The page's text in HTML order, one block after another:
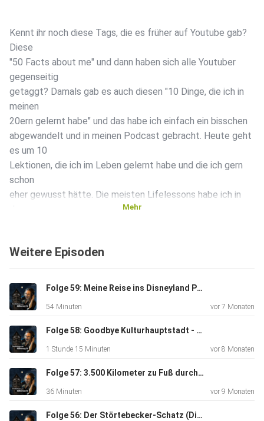
Kennt ihr noch diese Tags, die es früher auf Youtube gab?
Diese
"50 Facts about me" und dann haben sich alle Youtuber
gegenseitig
getaggt? Damals gab es auch diesen "10 Dinge, die ich in
meinen
20ern gelernt habe" und das habe ich einfach ein bisschen
abgewandelt und in meinen Podcast gebracht. Heute geht
es um 10
Lektionen, die ich im Leben gelernt habe und die ich gern
schon
eher gewusst hätte. Die meisten Lifelessons habe ich in
Instagram: @anikas_magic_words und Tik Tok
Mehr
Weitere Episoden
Folge 59: Meine Reise ins Disneyland Paris - Geheimtipps, die man vorher wissen sollte
54 Minuten vor 7 Monaten
Folge 58: Goodbye Kulturhauptstadt - Was wir erlebt haben
1 Stunde 15 Minuten vor 8 Monaten
Folge 57: 3.500 Kilometer zu Fuß durch Europa
36 Minuten vor 9 Monaten
Folge 56: Der Störtebecker-Schatz (Die geheime Folge Teil 2)